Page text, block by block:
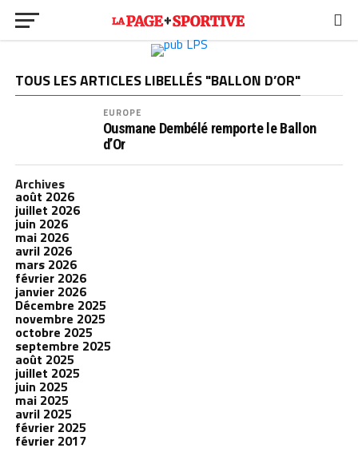
TOUS LES ARTICLES LIBELLÉS "BALLON D’OR"
EUROPE
Ousmane Dembélé remporte le Ballon
d’Or
Archives
août 2026
juillet 2026
juin 2026
mai 2026
avril 2026
mars 2026
février 2026
janvier 2026
Décembre 2025
novembre 2025
octobre 2025
septembre 2025
août 2025
juillet 2025
juin 2025
mai 2025
avril 2025
février 2025
février 2017